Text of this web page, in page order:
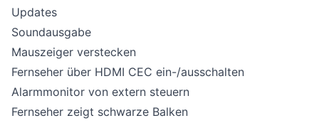
Updates
Soundausgabe
Mauszeiger verstecken
Fernseher über HDMI CEC ein-/ausschalten
Alarmmonitor von extern steuern
Fernseher zeigt schwarze Balken